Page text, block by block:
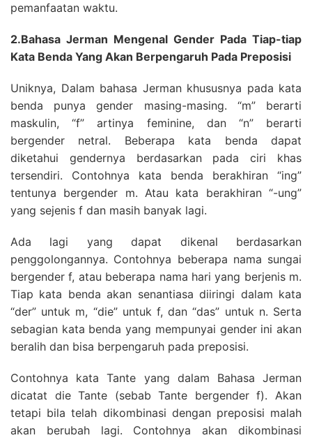
pemanfaatan waktu.
2.Bahasa Jerman Mengenal Gender Pada Tiap-tiap
Kata Benda Yang Akan Berpengaruh Pada Preposisi
Uniknya, Dalam bahasa Jerman khususnya pada kata
benda punya gender masing-masing. “m” berarti
maskulin, “f” artinya feminine, dan “n” berarti
bergender netral. Beberapa kata benda dapat
diketahui gendernya berdasarkan pada ciri khas
tersendiri. Contohnya kata benda berakhiran “ing”
tentunya bergender m. Atau kata berakhiran “-ung”
yang sejenis f dan masih banyak lagi.
Ada lagi yang dapat dikenal berdasarkan
penggolongannya. Contohnya beberapa nama sungai
bergender f, atau beberapa nama hari yang berjenis m.
Tiap kata benda akan senantiasa diiringi dalam kata
“der” untuk m, “die” untuk f, dan “das” untuk n. Serta
sebagian kata benda yang mempunyai gender ini akan
beralih dan bisa berpengaruh pada preposisi.
Contohnya kata Tante yang dalam Bahasa Jerman
dicatat die Tante (sebab Tante bergender f). Akan
tetapi bila telah dikombinasi dengan preposisi malah
akan berubah lagi. Contohnya akan dikombinasi